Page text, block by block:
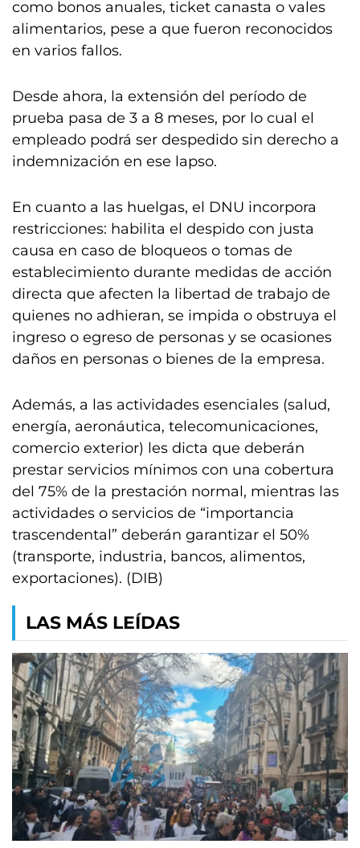
como bonos anuales, ticket canasta o vales
alimentarios, pese a que fueron reconocidos
en varios fallos.
Desde ahora, la extensión del período de
prueba pasa de 3 a 8 meses, por lo cual el
empleado podrá ser despedido sin derecho a
indemnización en ese lapso.
En cuanto a las huelgas, el DNU incorpora
restricciones: habilita el despido con justa
causa en caso de bloqueos o tomas de
establecimiento durante medidas de acción
directa que afecten la libertad de trabajo de
quienes no adhieran, se impida o obstruya el
ingreso o egreso de personas y se ocasiones
daños en personas o bienes de la empresa.
Además, a las actividades esenciales (salud,
energía, aeronáutica, telecomunicaciones,
comercio exterior) les dicta que deberán
prestar servicios mínimos con una cobertura
del 75% de la prestación normal, mientras las
actividades o servicios de “importancia
trascendental” deberán garantizar el 50%
(transporte, industria, bancos, alimentos,
exportaciones). (DIB)
LAS MÁS LEÍDAS